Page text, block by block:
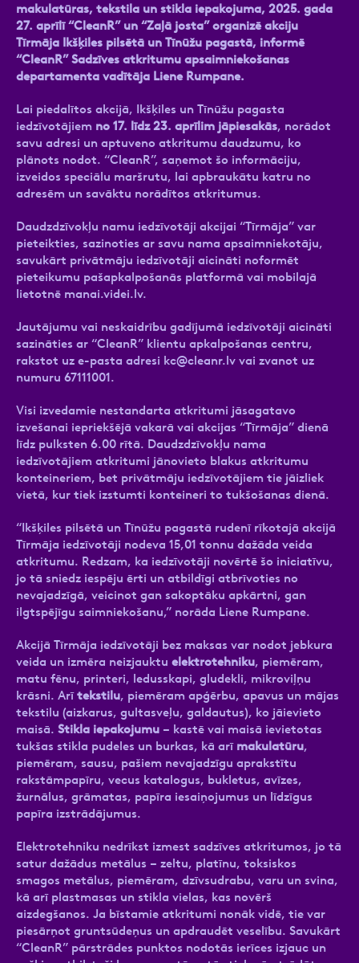
makulatūras, tekstila un stikla iepakojuma, 2025. gada
27. aprīlī “CleanR” un “Zaļā josta” organizē akciju
Tīrmāja Ikšķiles pilsētā un Tīnūžu pagastā, informē
“CleanR” Sadzīves atkritumu apsaimniekošanas
departamenta vadītāja Liene Rumpane.
Lai piedalītos akcijā, Ikšķiles un Tīnūžu pagasta
iedzīvotājiem no 17. līdz 23. aprīlim jāpiesakās, norādot
savu adresi un aptuveno atkritumu daudzumu, ko
plānots nodot. “CleanR”, saņemot šo informāciju,
izveidos speciālu maršrutu, lai apbraukātu katru no
adresēm un savāktu norādītos atkritumus.
Daudzdzīvokļu namu iedzīvotāji akcijai “Tīrmāja” var
pieteikties, sazinoties ar savu nama apsaimniekotāju,
savukārt privātmāju iedzīvotāji aicināti noformēt
pieteikumu pašapkalpošanās platformā vai mobilajā
lietotnē manai.videi.lv.
Jautājumu vai neskaidrību gadījumā iedzīvotāji aicināti
sazināties ar “CleanR” klientu apkalpošanas centru,
rakstot uz e-pasta adresi kc@cleanr.lv vai zvanot uz
numuru 67111001.
Visi izvedamie nestandarta atkritumi jāsagatavo
izvešanai iepriekšējā vakarā vai akcijas “Tīrmāja” dienā
līdz pulksten 6.00 rītā. Daudzdzīvokļu nama
iedzīvotājiem atkritumi jānovieto blakus atkritumu
konteineriem, bet privātmāju iedzīvotājiem tie jāizliek
vietā, kur tiek izstumti konteineri to tukšošanas dienā.
“Ikšķiles pilsētā un Tīnūžu pagastā rudenī rīkotajā akcijā
Tīrmāja iedzīvotāji nodeva 15,01 tonnu dažāda veida
atkritumu. Redzam, ka iedzīvotāji novērtē šo iniciatīvu,
jo tā sniedz iespēju ērti un atbildīgi atbrīvoties no
nevajadzīgā, veicinot gan sakoptāku apkārtni, gan
ilgtspējīgu saimniekošanu,” norāda Liene Rumpane.
Akcijā Tīrmāja iedzīvotāji bez maksas var nodot jebkura
veida un izmēra neizjauktu elektrotehniku, piemēram,
matu fēnu, printeri, ledusskapi, gludekli, mikroviļņu
krāsni. Arītekstilu, piemēram apģērbu, apavus un mājas
tekstilu (aizkarus, gultasveļu, galdautus), ko jāievieto
maisā. Stikla iepakojumu – kastē vai maisā ievietotas
tukšas stikla pudeles un burkas, kā arī makulatūru,
piemēram, sausu, pašiem nevajadzīgu aprakstītu
rakstāmpapīru, vecus katalogus, bukletus, avīzes,
žurnālus, grāmatas, papīra iesaiņojumus un līdzīgus
papīra izstrādājumus.
Elektrotehniku nedrīkst izmest sadzīves atkritumos, jo tā
satur dažādus metālus – zeltu, platīnu, toksiskos
smagos metālus, piemēram, dzīvsudrabu, varu un svina,
kā arī plastmasas un stikla vielas, kas novērš
aizdegšanos. Ja bīstamie atkritumi nonāk vidē, tie var
piesārņot gruntsūdeņus un apdraudēt veselību. Savukārt
“CleanR” pārstrādes punktos nodotās ierīces izjauc un
Atzīmējiet, ka piekrītat personas datu
apstrādei. Vairāk